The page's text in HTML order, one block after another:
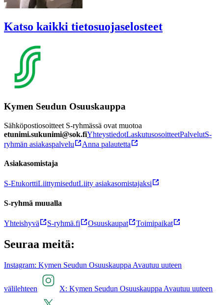
Katso kaikki tietosuojaselosteet
Kymen Seudun Osuuskauppa
Sähköpostiosoitteet S-ryhmässä ovat muotoa
etunimi.sukunimi@sok.fiYhteystiedotLaskutusosoitteetPalvelutS-
ryhmän asiakaspalvelu
Anna palautetta
Asiakasomistaja
S-EtukorttiLiittymisedutLiity asiakasomistajaksi
S-ryhmä muualla
Yhteishyvä S-ryhmä.fi Osuuskaupat Toimipaikat
Seuraa meitä:
Instagram: Kymen Seudun Osuuskauppa Avautuu uuteen
välilehteen X: Kymen Seudun Osuuskauppa Avautuu uuteen